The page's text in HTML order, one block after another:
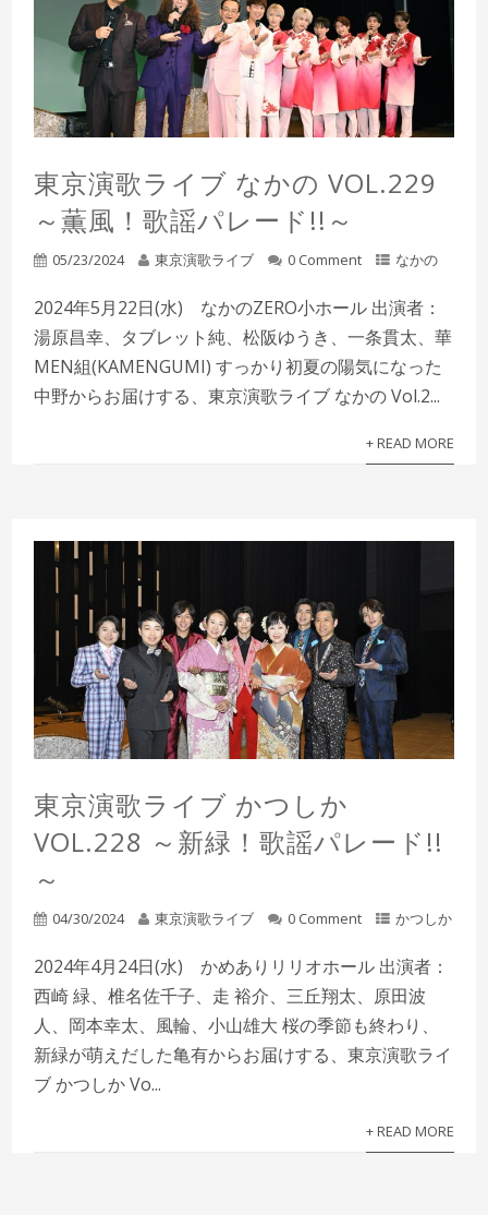
東京演歌ライブ なかの VOL.229
～薫風！歌謡パレード!!～
05/23/2024 東京演歌ライブ 0 Comment なかの
2024年5月22日(水) なかのZERO小ホール 出演者：
湯原昌幸、タブレット純、松阪ゆうき、一条貫太、華
MEN組(KAMENGUMI) すっかり初夏の陽気になった
中野からお届けする、東京演歌ライブ なかの Vol.2...
+ READ MORE
東京演歌ライブ かつしか
VOL.228 ～新緑！歌謡パレード!!
～
04/30/2024 東京演歌ライブ 0 Comment かつしか
2024年4月24日(水) かめありリリオホール 出演者：
西崎 緑、椎名佐千子、走 裕介、三丘翔太、原田波
人、岡本幸太、風輪、小山雄大 桜の季節も終わり、
新緑が萌えだした亀有からお届けする、東京演歌ライ
ブ かつしか Vo...
+ READ MORE